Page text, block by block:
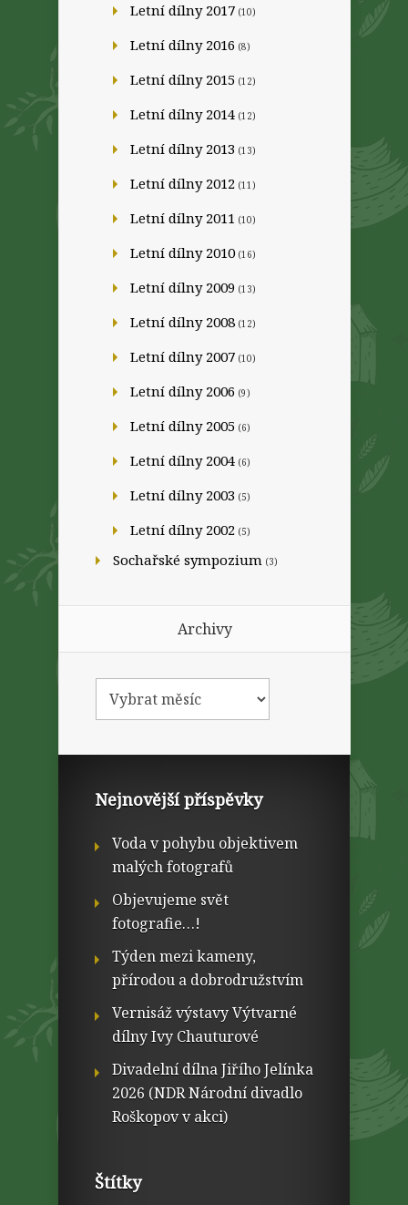
Letní dílny 2017 (10)
Letní dílny 2016 (8)
Letní dílny 2015 (12)
Letní dílny 2014 (12)
Letní dílny 2013 (13)
Letní dílny 2012 (11)
Letní dílny 2011 (10)
Letní dílny 2010 (16)
Letní dílny 2009 (13)
Letní dílny 2008 (12)
Letní dílny 2007 (10)
Letní dílny 2006 (9)
Letní dílny 2005 (6)
Letní dílny 2004 (6)
Letní dílny 2003 (5)
Letní dílny 2002 (5)
Sochařské sympozium (3)
Archivy
Nejnovější příspěvky
Voda v pohybu objektivem
malých fotografů
Objevujeme svět
fotografie…!
Týden mezi kameny,
přírodou a dobrodružstvím
Vernisáž výstavy Výtvarné
dílny Ivy Chauturové
Divadelní dílna Jiřího Jelínka
2026 (NDR Národní divadlo
Roškopov v akci)
Štítky